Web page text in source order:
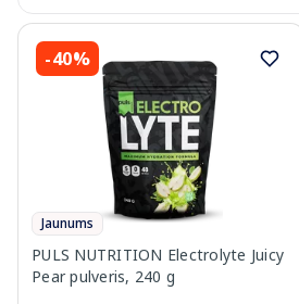
-40%
Jaunums
PULS NUTRITION Electrolyte Juicy
Pear pulveris, 240 g